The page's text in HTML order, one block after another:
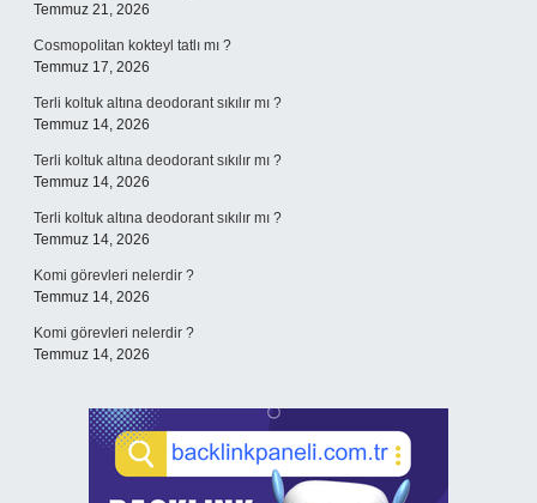
Temmuz 21, 2026
Cosmopolitan kokteyl tatlı mı ?
Temmuz 17, 2026
Terli koltuk altına deodorant sıkılır mı ?
Temmuz 14, 2026
Terli koltuk altına deodorant sıkılır mı ?
Temmuz 14, 2026
Terli koltuk altına deodorant sıkılır mı ?
Temmuz 14, 2026
Komi görevleri nelerdir ?
Temmuz 14, 2026
Komi görevleri nelerdir ?
Temmuz 14, 2026